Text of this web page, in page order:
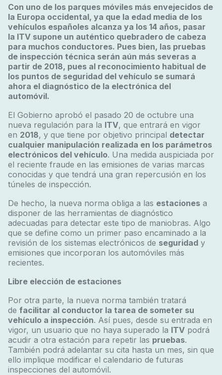
Con uno de los parques móviles más envejecidos de
la Europa occidental, ya que la edad media de los
vehículos españoles alcanza ya los 14 años, pasar
la ITV supone un auténtico quebradero de cabeza
para muchos conductores. Pues bien, las pruebas
de inspección técnica serán aún más severas a
partir de 2018, pues al reconocimiento habitual de
los puntos de seguridad del vehículo se sumará
ahora el diagnóstico de la electrónica del
automóvil.
El Gobierno aprobó el pasado 20 de octubre una
nueva regulación para la ITV, que entrará en vigor
en 2018, y que tiene por objetivo principal detectar
cualquier manipulación realizada en los parámetros
electrónicos del vehículo. Una medida auspiciada por
el reciente fraude en las emisiones de varias marcas
conocidas y que tendrá una gran repercusión en los
túneles de inspección.
De hecho, la nueva norma obliga a las estacionesa
disponer de las herramientas de diagnóstico
adecuadas para detectar este tipo de maniobras. Algo
que se define como un primer paso encaminado a la
revisión de los sistemas electrónicos de seguridady
emisiones que incorporan los automóviles más
recientes.
Libre elección de estaciones
Por otra parte, la nueva norma también tratará
de facilitar al conductor la tarea de someter su
vehículo a inspección. Así pues, desde su entrada en
vigor, un usuario que no haya superado la ITVpodrá
acudir a otra estación para repetir las pruebas.
También podrá adelantar su cita hasta un mes, sin que
ello implique modificar el calendario de futuras
inspecciones del automóvil.